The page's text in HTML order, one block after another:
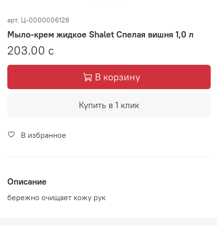
арт. Ц-0000006128
Мыло-крем жидкое Shalet Спелая вишня 1,0 л
203.00 с
В корзину
Купить в 1 клик
В избранное
Описание
бережно очищает кожу рук